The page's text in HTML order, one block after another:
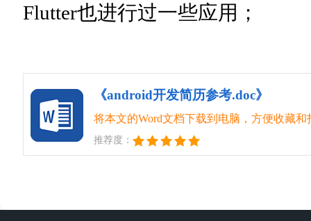
Flutter也进行过一些应用；
《android开发简历参考.doc》
将本文的Word文档下载到电脑，方便收藏和
推荐度：